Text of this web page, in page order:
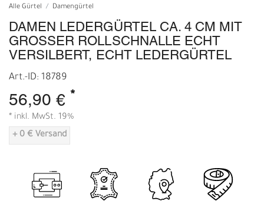
Alle Gürtel Damengürtel
DAMEN LEDERGÜRTEL CA. 4 CM MIT
GROSSER ROLLSCHNALLE ECHT V
ERSILBERT, ECHT LEDERGÜRTEL
Art.-ID: 18789
56,90 € *
* inkl. MwSt. 19%
+ 0 € Versand